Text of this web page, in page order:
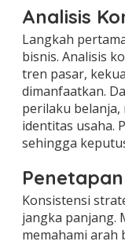
Analisis
Langkah
bisnis. Analisis
tren pasar,
dimanfaatkan.
perilaku
identitas usaha.
sehingga
Konsistensi
jangka panjang.
memahami